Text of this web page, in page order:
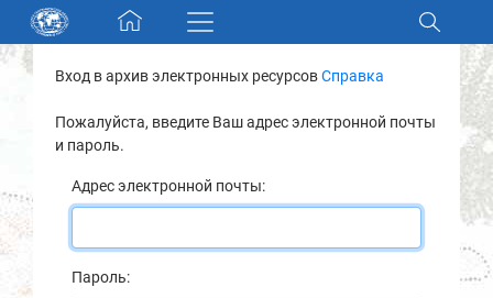
Skip navigation
Разделы и коллекции
Электронный каталог
Новости
О нас
Вход в архив электронных ресурсовСправка
Пожалуйста, введите Ваш адрес электронной почты
и пароль.
Адрес электронной почты:
Пароль: